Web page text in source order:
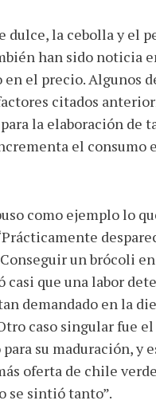
dulce, la cebolla y el
han sido noticia
en el precio. Algunos
citados
la elaboración de
el consumo
como ejemplo lo
un brócoli
casi que una labor
demandado en la
caso singular fue
su maduración, y
oferta de chile
se sintió tanto”.